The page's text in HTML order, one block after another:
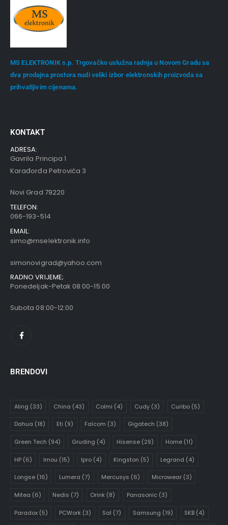
MS ELEKTRONIK s.p. Trgovačko uslužna radnja u Novom Gradu sa
dva prodajna prostora nudi veliki izbor elektronskih proizvoda sa
prihvatljivim cijenama.
KONTAKT
ADRESA:
Gavrila Principa 1
Karađorđa Petrovića 3
Novi Grad 79220
TELEFON:
066-193-514
EMAIL:
simo@mselektronik.info
simonovigrad@yahoo.com
RADNO VRIJEME;
Ponedeljak-Petak 08:00-15:00
Subota 08:00-12:00
BRENDOVI
Aling (33) China (43) Colmi (4) Cudy(3) Curibo (5)
Dahua (18) Eti (9) Falcom (3) Gigatech (38)
Green Tech (94) Gruding (4) Hisense (29) Home(11)
HP(6) Imou (15) Ipro (4) Kingston (5) Legrand (4)
Longse(16) Lumera (7) Mercusys (6) Microwear(3)
Mitea (6) Nedis (7) Orink (8) Panasonic(3)
Paradox(5) PCWork (3) Sal (7) Samsung (19) SKB (4)